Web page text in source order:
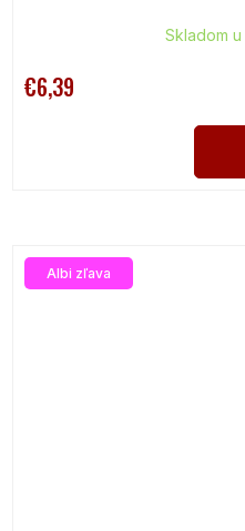
Skladom
€6,39
Albi zľava